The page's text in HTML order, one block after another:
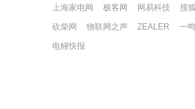
上海家电网
极客网 网易科技
搜
砍柴网
物联网之声 ZEALER
一
电鳗快报